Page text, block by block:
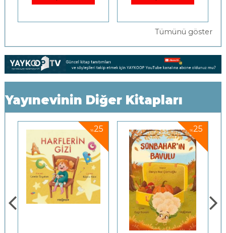
Tümünü göster
Yayınevinin Diğer Kitapları
%25 %25